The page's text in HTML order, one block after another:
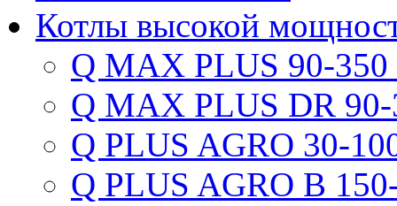
Котлы высокой
Q MAX PLUS 90-350
Q MAX PLUS DR
Q PLUS AGRO 30-
Q PLUS AGRO B